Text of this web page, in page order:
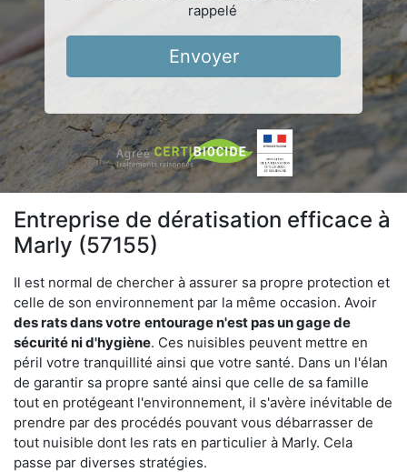
rappelé
Envoyer
Entreprise de dératisation efficace à
Marly (57155)
Il est normal de chercher à assurer sa propre protection et
celle de son environnement par la même occasion. Avoir
des rats dans votre entourage n'est pas un gage de
sécurité ni d'hygiène. Ces nuisibles peuvent mettre en
péril votre tranquillité ainsi que votre santé. Dans un l'élan
de garantir sa propre santé ainsi que celle de sa famille
tout en protégeant l'environnement, il s'avère inévitable de
prendre par des procédés pouvant vous débarrasser de
tout nuisible dont les rats en particulier à Marly. Cela
passe par diverses stratégies.